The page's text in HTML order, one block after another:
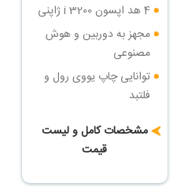
4 هد اپسون i 3200 ژاپنی
مجهز به دوربین و هوش
مصنوعی
توانایی چاپ یووی رول و
فلتبد
در ساعت
دارای روتاری جهت چاپ روی
اجسام مدور
مشخصات کامل و لیست
قیمت